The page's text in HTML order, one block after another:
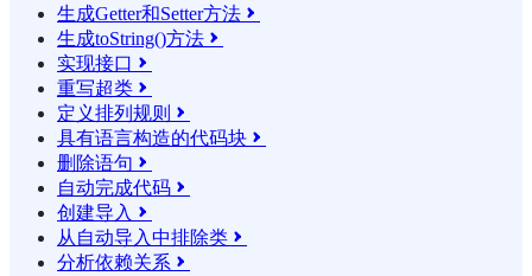
生成Getter和Setter方法 
生成toString()方法 
实现接口 
重写超类 
定义排列规则 
具有语言构造的代码块 
删除语句 
自动完成代码 
创建导入 
从自动导入中排除类 
分析依赖关系 